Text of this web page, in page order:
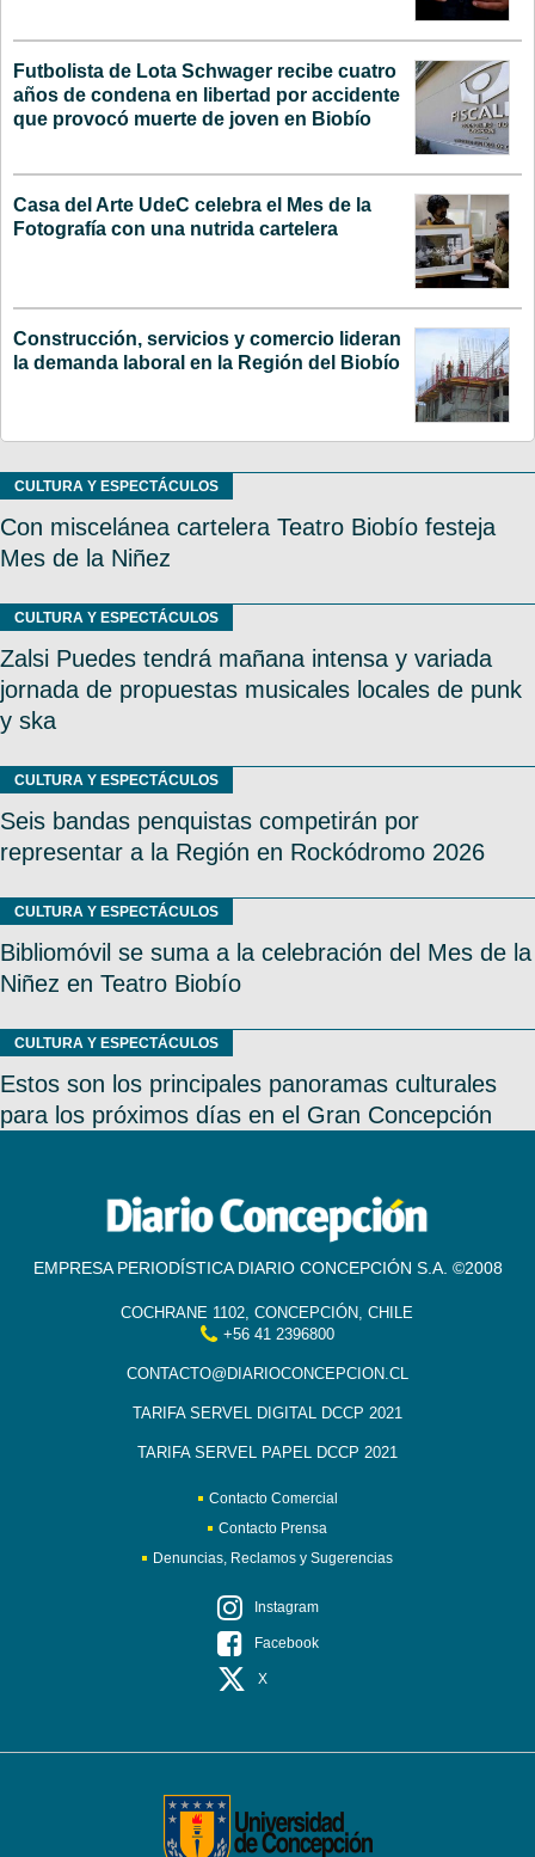
Futbolista de Lota Schwager recibe cuatro
años de condena en libertad por accidente
que provocó muerte de joven en Biobío
Casa del Arte UdeC celebra el Mes de la
Fotografía con una nutrida cartelera
Construcción, servicios y comercio lideran
la demanda laboral en la Región del Biobío
CULTURA Y ESPECTÁCULOS
Con miscelánea cartelera Teatro Biobío festeja
Mes de la Niñez
CULTURA Y ESPECTÁCULOS
Zalsi Puedes tendrá mañana intensa y variada
jornada de propuestas musicales locales de punk
y ska
CULTURA Y ESPECTÁCULOS
Seis bandas penquistas competirán por
representar a la Región en Rockódromo 2026
CULTURA Y ESPECTÁCULOS
Bibliomóvil se suma a la celebración del Mes de la
Niñez en Teatro Biobío
CULTURA Y ESPECTÁCULOS
Estos son los principales panoramas culturales
para los próximos días en el Gran Concepción
EMPRESA PERIODÍSTICA DIARIO CONCEPCIÓN S.A. ©2008
COCHRANE 1102, CONCEPCIÓN, CHILE
+56 41 2396800
CONTACTO@DIARIOCONCEPCION.CL
TARIFA SERVEL DIGITAL DCCP 2021
TARIFA SERVEL PAPEL DCCP 2021
Contacto Comercial
Contacto Prensa
Denuncias, Reclamos y Sugerencias
Instagram
Facebook
X